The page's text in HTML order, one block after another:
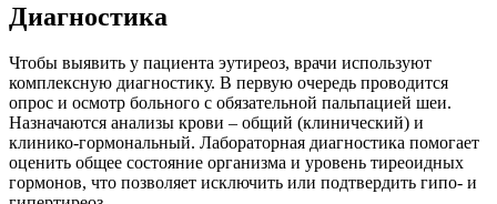
Диагностика
Чтобы выявить у пациента эутиреоз, врачи используют
комплексную диагностику. В первую очередь проводится
опрос и осмотр больного с обязательной пальпацией шеи.
Назначаются анализы крови – общий (клинический) и
клинико-гормональный. Лабораторная диагностика помогает
оценить общее состояние организма и уровень тиреоидных
гормонов, что позволяет исключить или подтвердить гипо- и